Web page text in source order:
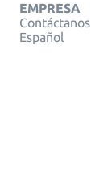
EMPRESA
Contáctanos
Español